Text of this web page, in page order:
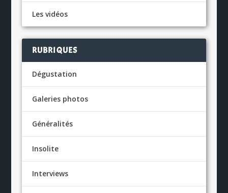
Les vidéos
RUBRIQUES
Dégustation
Galeries photos
Généralités
Insolite
Interviews